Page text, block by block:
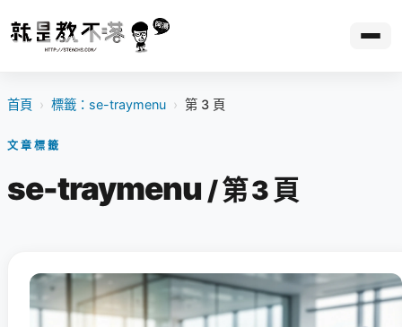
首頁 › 標籤：se-traymenu › 第 3 頁
文章標籤
se-traymenu / 第 3 頁